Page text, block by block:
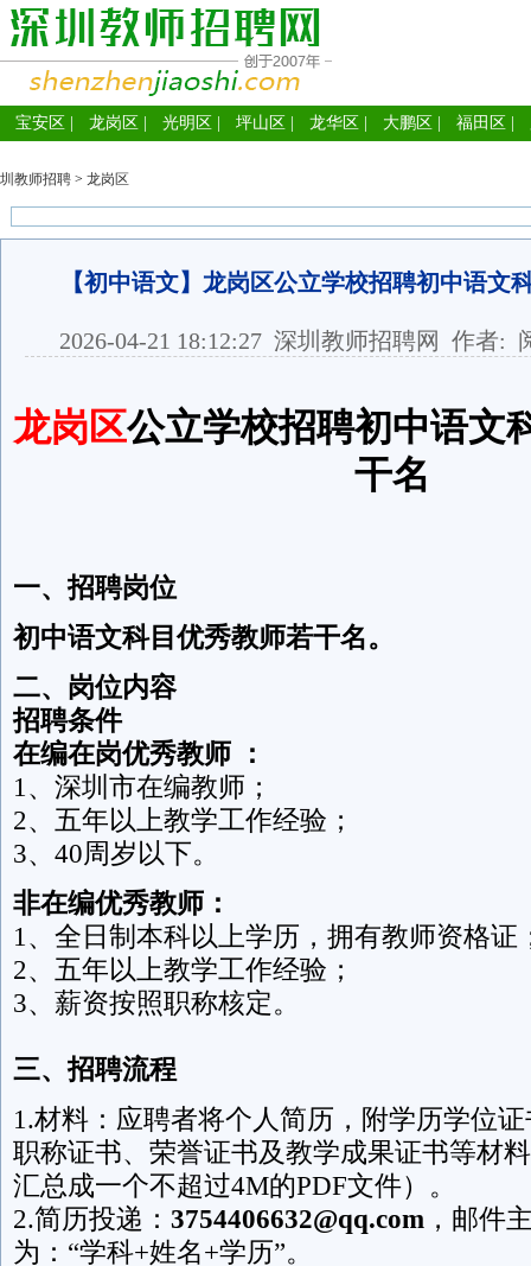
宝安区 龙岗区 光明区 坪山区 龙华区 大鹏区 福田区
圳教师招聘 > 龙岗区
【初中语文】龙岗区公立学校招聘初中语文
2026-04-21 18:12:27 深圳教师招聘网 作者:
龙岗区公立学校招聘初中语文
干名
一、招聘岗位
初中语文科目优秀教师若干名。
二、岗位内容
招聘条件
在编在岗优秀教师 ：
1、深圳市在编教师；
2、五年以上教学工作经验；
3、40周岁以下。
非在编优秀教师：
1、全日制本科以上学历，拥有教师资格证
2、五年以上教学工作经验；
3、薪资按照职称核定。
三、招聘流程
1.材料：应聘者将个人简历，附学历学位
职称证书、荣誉证书及教学成果证书等材
汇总成一个不超过4M的PDF文件）。
2.简历投递： 3754406632@qq.com ，邮件
为：“学科+姓名+学历”。